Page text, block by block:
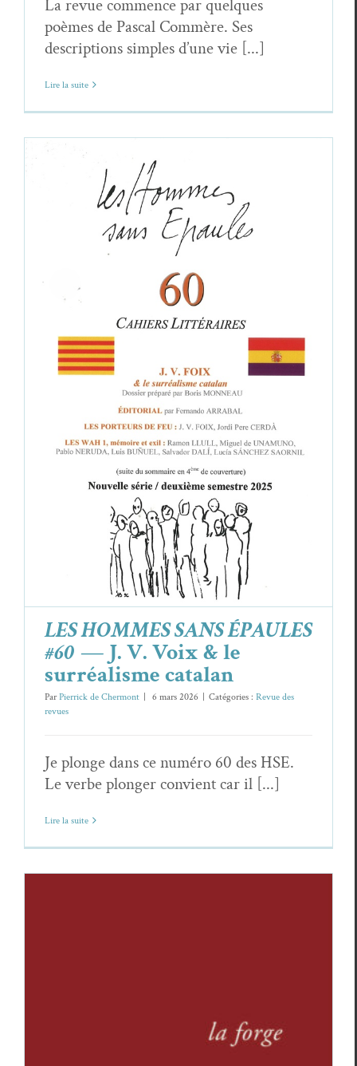
La revue commence par quelques
poèmes de Pascal Commère. Ses
descriptions simples d’une vie [...]
Lire la suite
LES HOMMES SANS ÉPAULES #60— J.
V. Voix & le surréalisme catalan
Revue des revues
LES HOMMES SANS ÉPAULES
#60 — J. V. Voix & le
surréalisme catalan
ParPierrick de Chermont | 6 mars 2026 | Catégories : Revue des
revues
Je plonge dans ce numéro 60 des HSE.
Le verbe plonger convient car il [...]
Lire la suite